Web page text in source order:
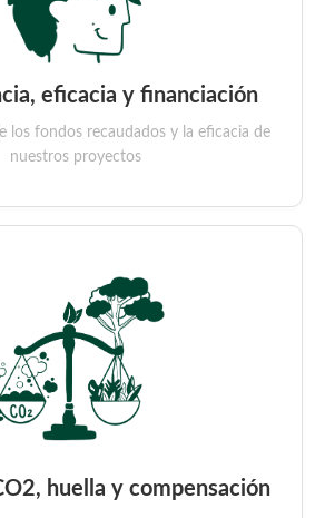
eficacia y financiación
los fondos recaudados y la eficacia de
nuestros proyectos
huella y compensación